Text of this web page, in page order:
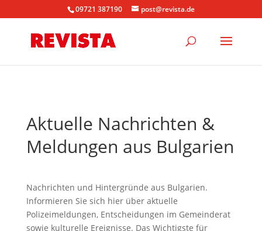
09721 387190 post@revista.de
Aktuelle Nachrichten &
Meldungen aus Bulgarien
Nachrichten und Hintergründe aus Bulgarien.
Informieren Sie sich hier über aktuelle
Polizeimeldungen, Entscheidungen im Gemeinderat
sowie kulturelle Ereignisse. Das Wichtigste für